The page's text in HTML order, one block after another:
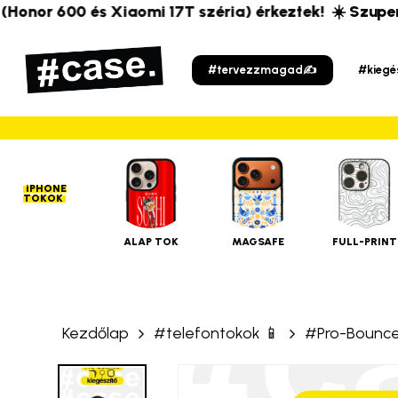
Skip
main
content
600 és Xiaomi 17T széria) érkeztek!☀️ Szuper új
#tervezzmagad✍️
iPHONE
TOKOK
ALAP TOK MAGSAFE FULL-PRINT
Kezdőlap #telefontokok 📱 #Pro-